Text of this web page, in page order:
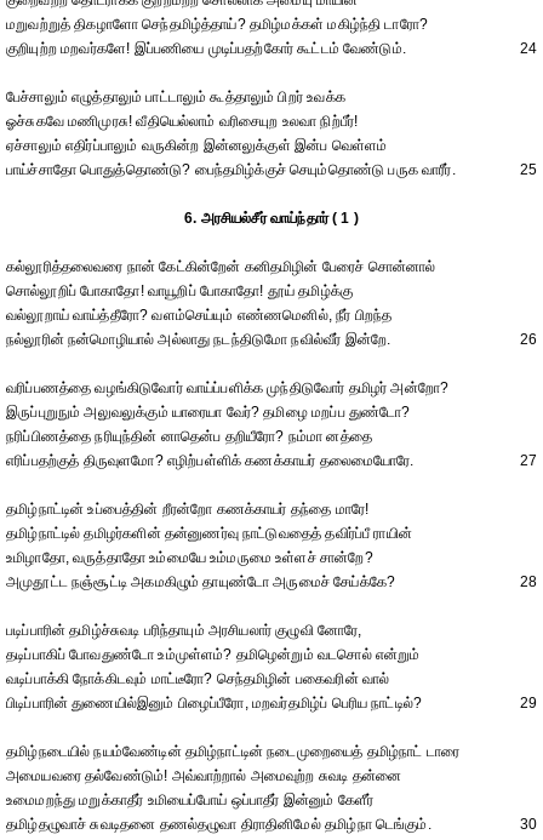
மறுவற்றுத் திகழாளோ செந்தமிழ்த்தாய்? தமிழ்மக்கள் மகிழ்ந்தி டாரோ?
குறியுற்ற மறவர்களே! இப்பணியை முடிப்பதற்கோர் கூட்டம் வேண்டும்.
24
பேச்சாலும் எழுத்தாலும் பாட்டாலும் கூத்தாலும் பிறர் உவக்க
ஓச்சுகவே மணிமுரசு! வீதியெல்லாம் வரிசையுற உலவா நிற்பீர்!
ஏச்சாலும் எதிர்ப்பாலும் வருகின்ற இன்னலுக்குள் இன்ப வெள்ளம்
பாய்ச்சாதோ பொதுத்தொண்டு? பைந்தமிழ்க்குச் செயும்தொண்டு பருக வாரீர்.
25
6. அரசியல்சீர் வாய்ந்தார் ( 1 )
கல்லூரித்தலைவரை நான் கேட்கின்றேன் கனிதமிழின் பேரைச் சொன்னால்
சொல்லூறிப் போகாதோ! வாயூறிப் போகாதோ! தூய் தமிழ்க்கு
வல்லூறாய் வாய்த்தீரோ? வளம்செய்யும் எண்ணமெனில், நீர் பிறந்த
நல்லூரின் நன்மொழியால் அல்லாது நடந்திடுமோ நவில்வீர் இன்றே.
26
வரிப்பணத்தை வழங்கிடுவோர் வாய்ப்பளிக்க முந்திடுவோர் தமிழர் அன்றோ?
இருப்புறுநும் அலுவலுக்கும் யாரையா வேர்? தமிழை மறப்ப துண்டோ?
நரிப்பிணத்தை நரியுந்தின் னாதென்ப தறியீரோ? நம்மா னத்தை
எரிப்பதற்குத் திருவுளமோ? எழிற்பள்ளிக் கணக்காயர் தலைமையோரே.
27
தமிழ்நாட்டின் உப்பைத்தின் றீரன்றோ கணக்காயர் தந்தை மாரே!
தமிழ்நாட்டில் தமிழர்களின் தன்னுணர்வு நாட்டுவதைத் தவிர்ப்பீ ராயின்
உமிழாதோ, வருத்தாதோ உம்மையே உம்மருமை உள்ளச் சான்றே?
அமுதூட்ட நஞ்சூட்டி அகமகிழும் தாயுண்டோ அருமைச் சேய்க்கே?
28
படிப்பாரின் தமிழ்ச்சுவடி பரிந்தாயும் அரசியலார் குழுவி னோரே,
தடிப்பாகிப் போவதுண்டோ உம்முள்ளம்? தமிழென்றும் வடசொல் என்றும்
வடிப்பாக்கி நோக்கிடவும் மாட்டீரோ? செந்தமிழின் பகைவரின் வால்
பிடிப்பாரின் துணையில்இனும் பிழைப்பீரோ, மறவர்தமிழ்ப் பெரிய நாட்டில்?
29
தமிழ்நடையில் நயம்வேண்டின் தமிழ்நாட்டின் நடைமுறையைத் தமிழ்நாட் டாரை
அமையவரை தல்வேண்டும்! அவ்வாற்றால் அமைவுற்ற சுவடி தன்னை
உமைமறந்து மறுக்காதீர் உமியைப்போய் ஒப்பாதீர் இன்னும் கேளீர்
தமிழ்தழுவாச் சுவடிதனை தணல்தழுவா திராதினிமேல் தமிழ்நா டெங்கும்.
30